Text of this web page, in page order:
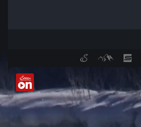
Am wilden Lech -